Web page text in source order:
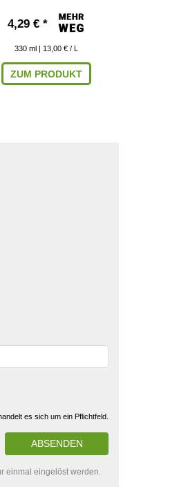
4,29 € *
330 ml | 13,00 € / L
ZUM PRODUKT
es sich um ein Pflichtfeld.
ABSENDEN
einmal eingelöst werden.